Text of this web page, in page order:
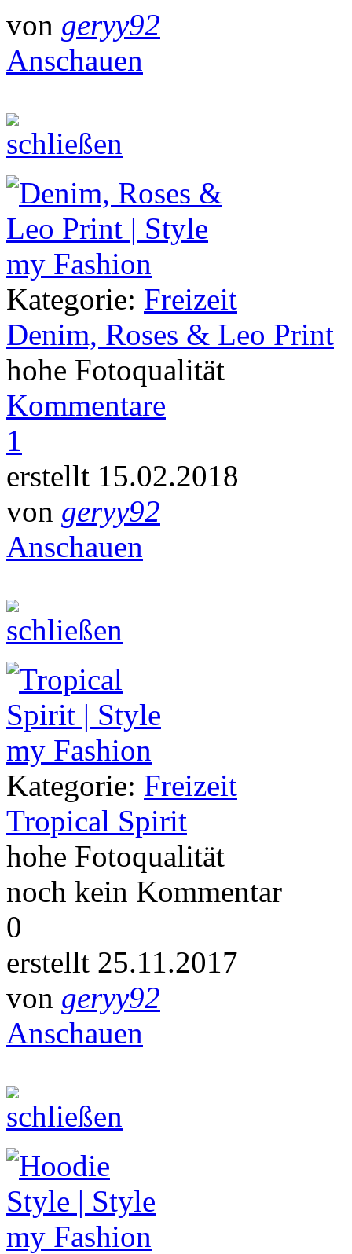
von geryy92
Anschauen
Kategorie: Freizeit
Denim, Roses & Leo Print
hohe Fotoqualität
Kommentare
1
erstellt 15.02.2018
von geryy92
Anschauen
Kategorie: Freizeit
Tropical Spirit
hohe Fotoqualität
noch kein Kommentar
0
erstellt 25.11.2017
von geryy92
Anschauen